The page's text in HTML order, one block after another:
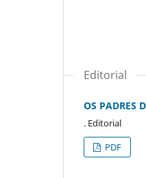
Editorial
OS PADRES
. Editorial
PDF